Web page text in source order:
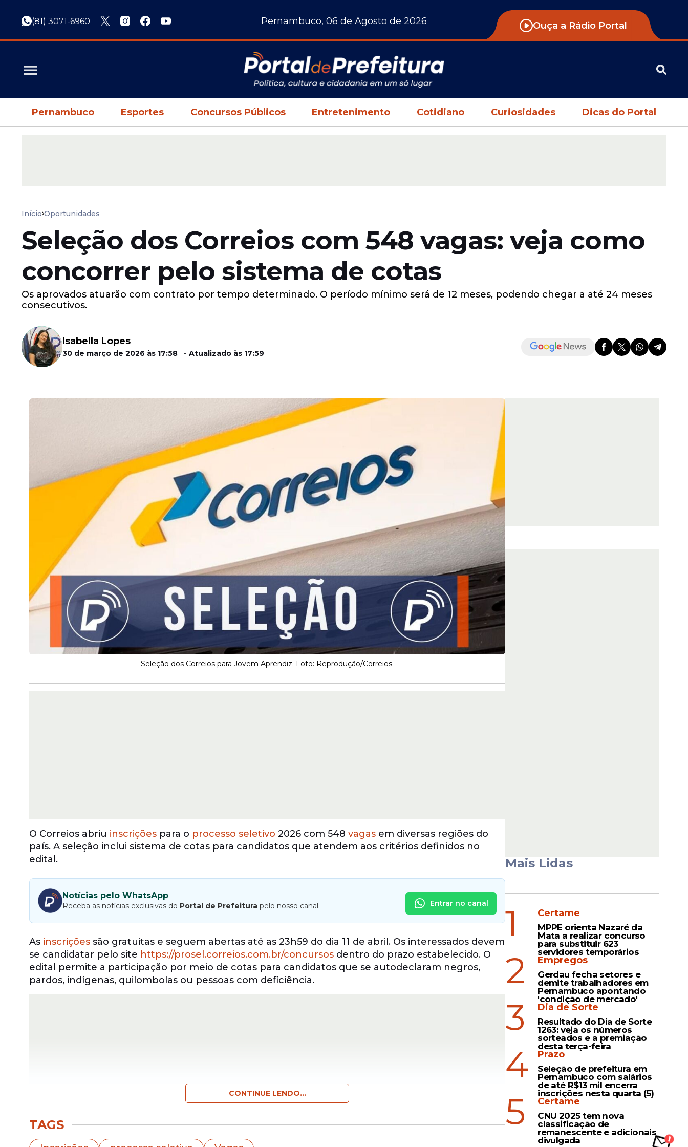
(81) 3071-6960 Pernambuco, 06 de Agosto de 2026 Ouça a Rádio Portal
Pernambuco Esportes Concursos Públicos Entretenimento Cotidiano Curiosidades Dicas do Portal
Início Oportunidades
Seleção dos Correios com 548 vagas: veja como
concorrer pelo sistema de cotas
Os aprovados atuarão com contrato por tempo determinado. O período mínimo será de 12 meses, podendo chegar a até 24 meses
consecutivos.
Isabella Lopes
30 de março de 2026 às 17:58 - Atualizado às 17:59
Seleção dos Correios para Jovem Aprendiz. Foto: Reprodução/Correios.
O Correios abriu inscrições para o processo seletivo 2026 com 548 vagas em diversas regiões do
país. A seleção inclui sistema de cotas para candidatos que atendem aos critérios definidos no
edital.
Notícias pelo WhatsApp
Receba as notícias exclusivas do Portal de Prefeitura pelo nosso canal. Entrar no canal
As inscrições são gratuitas e seguem abertas até as 23h59 do dia 11 de abril. Os interessados devem
se candidatar pelo site https://prosel.correios.com.br/concursos dentro do prazo estabelecido. O
edital permite a participação por meio de cotas para candidatos que se autodeclaram negros,
pardos, indígenas, quilombolas ou pessoas com deficiência.
CONTINUE LENDO...
TAGS
Mais Lidas
1 Certame
MPPE orienta Nazaré da
Mata a realizar concurso
para substituir 623
servidores temporários
2 Empregos
Gerdau fecha setores e
demite trabalhadores em
Pernambuco apontando
'condição de mercado'
3 Dia de Sorte
Resultado do Dia de Sorte
1263: veja os números
sorteados e a premiação
desta terça-feira
4 Prazo
Seleção de prefeitura em
Pernambuco com salários
de até R$13 mil encerra
inscrições nesta quarta (5)
5 Certame
CNU 2025 tem nova
classificação de
remanescente e adicionais
divulgada